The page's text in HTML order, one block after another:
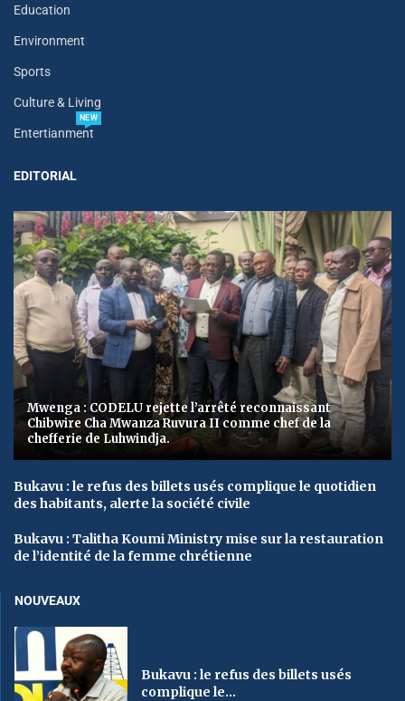
Education
Environment
Sports
Culture & Living
Entertianment
NEW
EDITORIAL
Mwenga : CODELU rejette l’arrêté reconnaissant
Chibwire Cha Mwanza Ruvura II comme chef de la
chefferie de Luhwindja.
Bukavu : le refus des billets usés complique le quotidien
des habitants, alerte la société civile
Bukavu : Talitha Koumi Ministry mise sur la restauration
de l’identité de la femme chrétienne
NOUVEAUX
Bukavu : le refus des billets usés
complique le...